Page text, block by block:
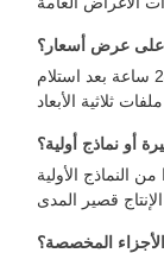
على عرض أسعار؟
عادةً ما يتم توفير عروض الأسعار في غضون 24 ساعة بعد استلام
أو نماذج أولية؟
النماذج الأولية
المخصصة؟